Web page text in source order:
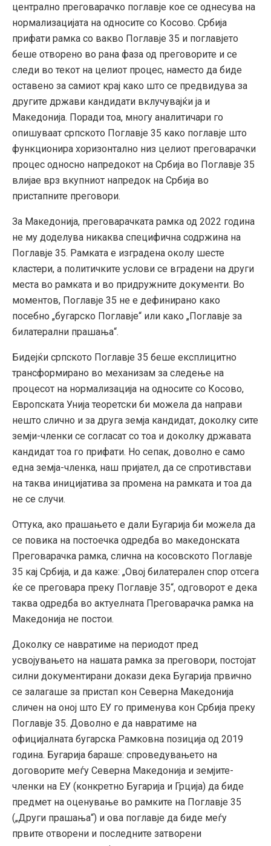
централно преговарачко поглавје кое се однесува на
нормализацијата на односите со Косово. Србија
прифати рамка со вакво Поглавје 35 и поглавјето
беше отворено во рана фаза од преговорите и се
следи во текот на целиот процес, наместо да биде
оставено за самиот крај како што се предвидува за
другите држави кандидати вклучувајќи ја и
Македонија. Поради тоа, многу аналитичари го
опишуваат српското Поглавје 35 како поглавје што
функционира хоризонтално низ целиот преговарачки
процес односно напредокот на Србија во Поглавје 35
влијае врз вкупниот напредок на Србија во
пристапните преговори.
За Македонија, преговарачката рамка од 2022 година
не му доделува никаква специфична содржина на
Поглавје 35. Рамката е изградена околу шесте
кластери, а политичките услови се вградени на други
места во рамката и во придружните документи. Во
моментов, Поглавје 35 не е дефинирано како
посебно „бугарско Поглавје“ или како „Поглавје за
билатерални прашања“.
Бидејќи српското Поглавје 35 беше експлицитно
трансформирано во механизам за следење на
процесот на нормализација на односите со Косово,
Европската Унија теоретски би можела да направи
нешто слично и за друга земја кандидат, доколку сите
земји-членки се согласат со тоа и доколку државата
кандидат тоа го прифати. Но сепак, доволно е само
една земја-членка, наш пријател, да се спротивстави
на таква иницијатива за промена на рамката и тоа да
не се случи.
Оттука, ако прашањето е дали Бугарија би можела да
се повика на постоечка одредба во македонската
Преговарачка рамка, слична на косовското Поглавје
35 кај Србија, и да каже: „Овој билатерален спор отсега
ќе се преговара преку Поглавје 35“, одговорот е дека
таква одредба во актуелната Преговарачка рамка на
Македонија не постои.
Доколку се навратиме на периодот пред
усвојувањето на нашата рамка за преговори, постојат
силни документирани докази дека Бугарија првично
се залагаше за пристап кон Северна Македонија
сличен на оној што ЕУ го применува кон Србија преку
Поглавје 35. Доволно е да навратиме на
официјалната бугарска Рамковна позиција од 2019
година. Бугарија бараше: спроведувањето на
договорите меѓу Северна Македонија и земјите-
членки на ЕУ (конкретно Бугарија и Грција) да биде
предмет на оценување во рамките на Поглавје 35
(„Други прашања“) и ова поглавје да биде меѓу
првите отворени и последните затворени